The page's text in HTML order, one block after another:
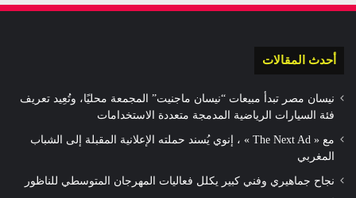
أحدث المقالات
نيسان مصر تبدأ مبيعات “نيسان ماجنيت” المجمعة محليًا، وتُعِيد تعريف
فئة السيارات الرياضية المدمجة متعددة الاستخدامات
مع « The Next Ad » ، إنوي يُسند حملته الإعلانية المقبلة إلى الشباب
المغربي
نجاح جماهيري وفني كبير يكلل فعاليات المهرجان المتوسطي للناظور